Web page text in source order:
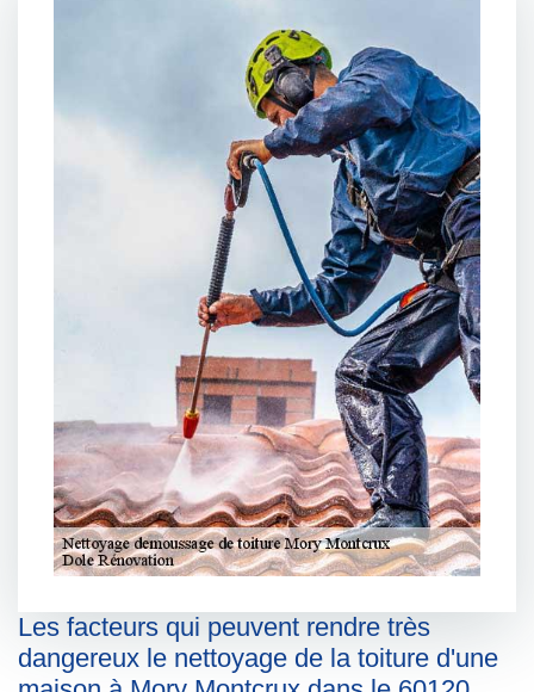
Les facteurs qui peuvent rendre très
dangereux le nettoyage de la toiture d'une